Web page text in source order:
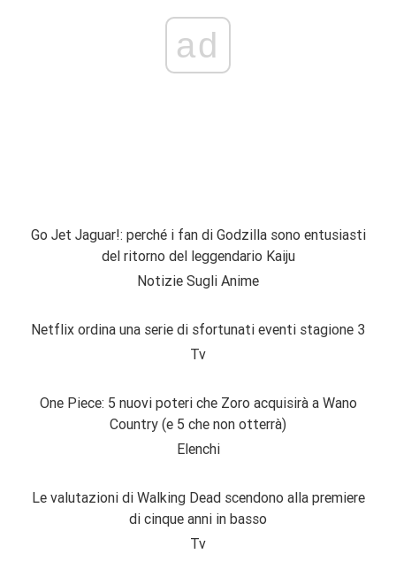
ad
Go Jet Jaguar!: perché i fan di Godzilla sono entusiasti
del ritorno del leggendario Kaiju
Notizie Sugli Anime
Netflix ordina una serie di sfortunati eventi stagione 3
Tv
One Piece: 5 nuovi poteri che Zoro acquisirà a Wano
Country (e 5 che non otterrà)
Elenchi
Le valutazioni di Walking Dead scendono alla premiere
di cinque anni in basso
Tv